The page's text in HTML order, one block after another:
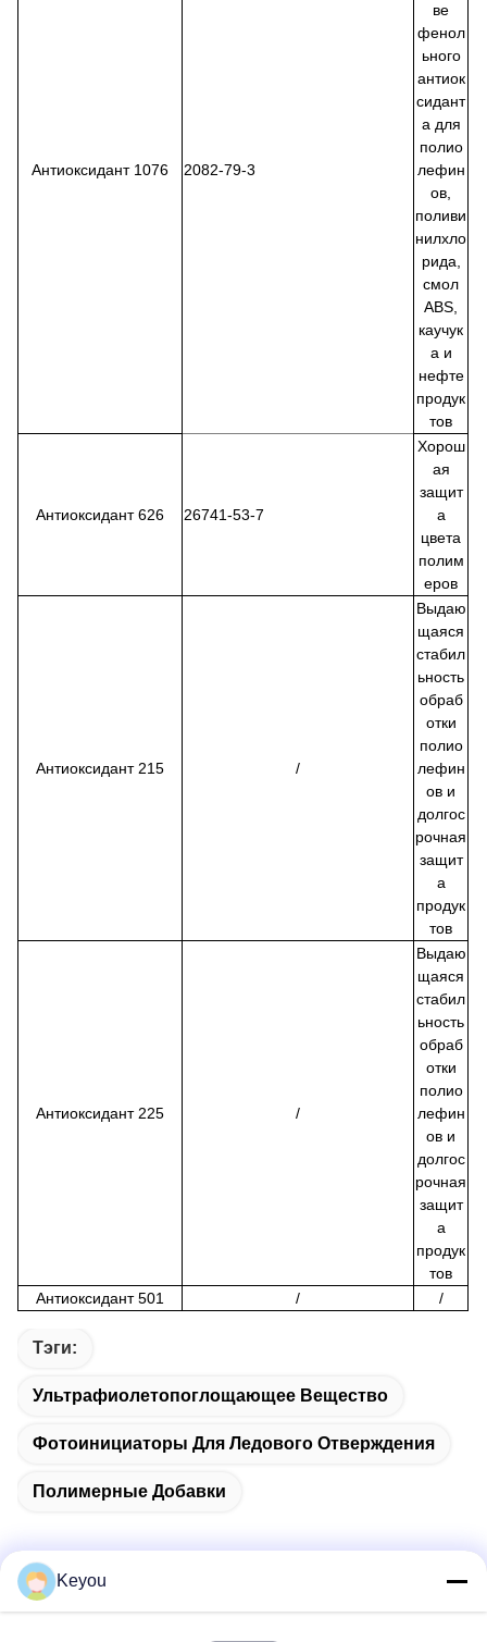
Антиоксидант 1076 2082-79-3
ве
фенол
ьного
антиок
сидант
а для
полио
лефин
ов,
поливи
нилхло
рида,
смол
ABS,
каучук
а и
нефте
продук
тов
Антиоксидант 626 26741-53-7
Хорош
ая
защит
а
цвета
полим
еров
Антиоксидант 215 /
Выдаю
щаяся
стабил
ьность
обраб
отки
полио
лефин
ов и
долгос
рочная
защит
а
продук
тов
Антиоксидант 225 /
Выдаю
щаяся
стабил
ьность
обраб
отки
полио
лефин
ов и
долгос
рочная
защит
а
продук
тов
Антиоксидант 501
/ /
Тэги:
Ультрафиолетопоглощающее Вещество
Фотоинициаторы Для Ледового Отверждения
Полимерные Добавки
Keyou